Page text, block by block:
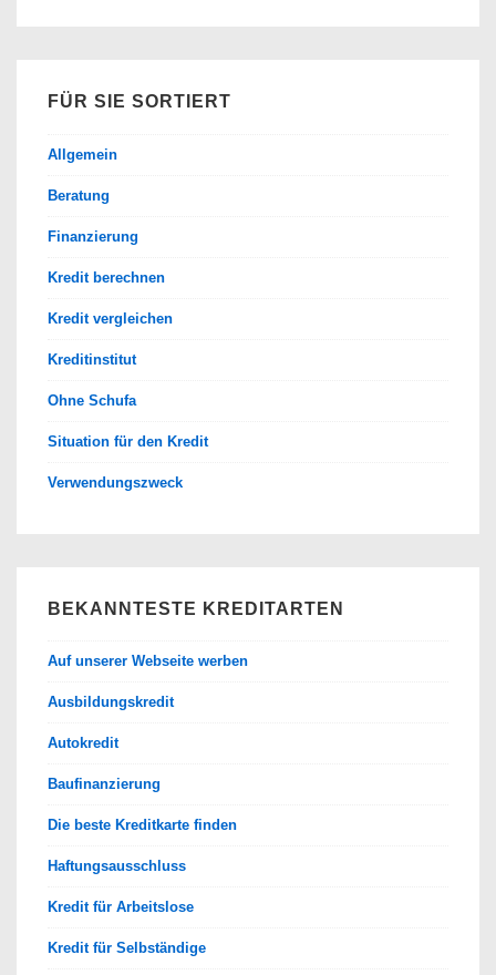
FÜR SIE SORTIERT
Allgemein
Beratung
Finanzierung
Kredit berechnen
Kredit vergleichen
Kreditinstitut
Ohne Schufa
Situation für den Kredit
Verwendungszweck
BEKANNTESTE KREDITARTEN
Auf unserer Webseite werben
Ausbildungskredit
Autokredit
Baufinanzierung
Die beste Kreditkarte finden
Haftungsausschluss
Kredit für Arbeitslose
Kredit für Selbständige